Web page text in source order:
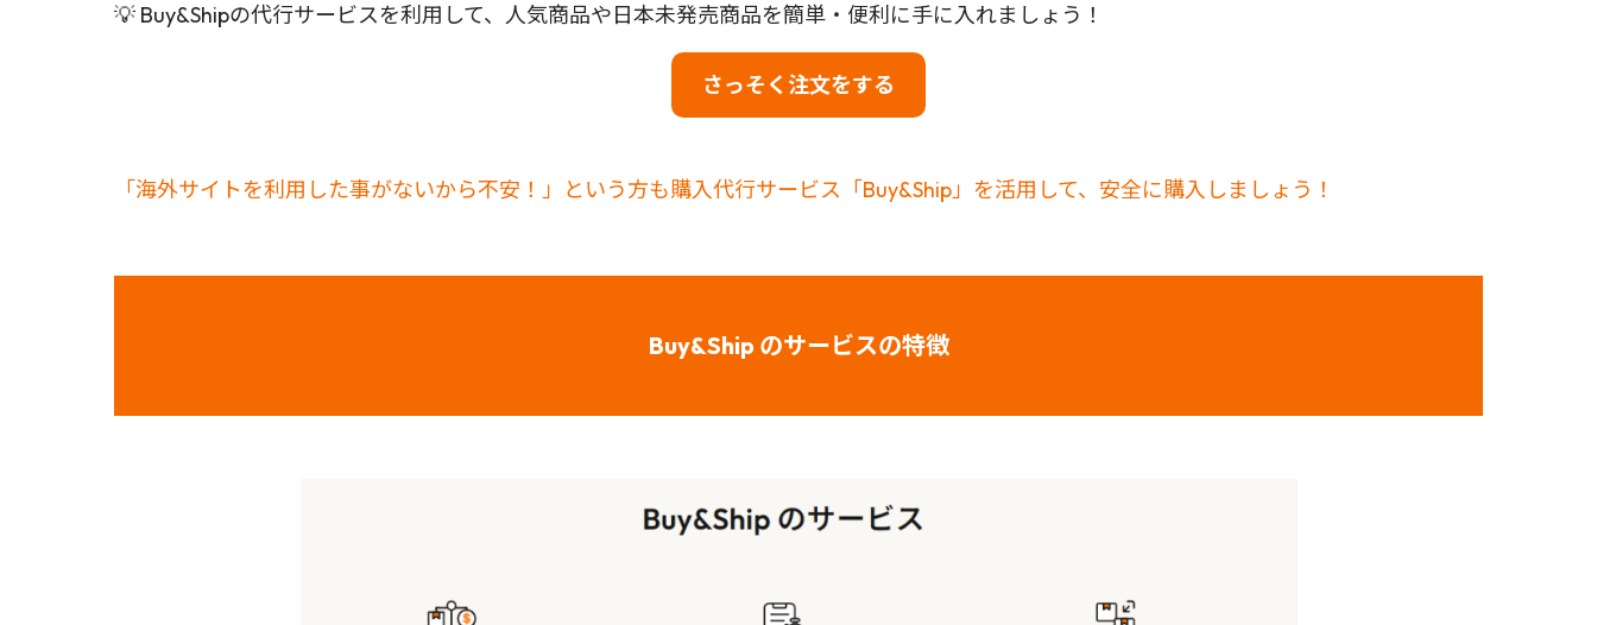
💡 Buy&Shipの代行サービスを利用して、人気商品や日本未発売商品を簡単・便利に手に入れましょう！
さっそく注文をする
「海外サイトを利用した事がないから不安！」という方も購入代行サービス「Buy&Ship」を活用して、安全に購入しましょう！
Buy&Ship のサービスの特徴